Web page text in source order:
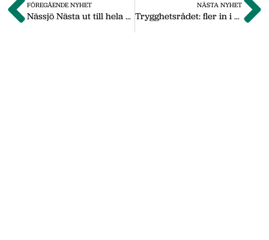
FÖREGÅENDE NYHET
Nässjö Nästa ut till hela kommunen
NÄSTA NYHET
Trygghetsrådet: fler in i arbete än ut